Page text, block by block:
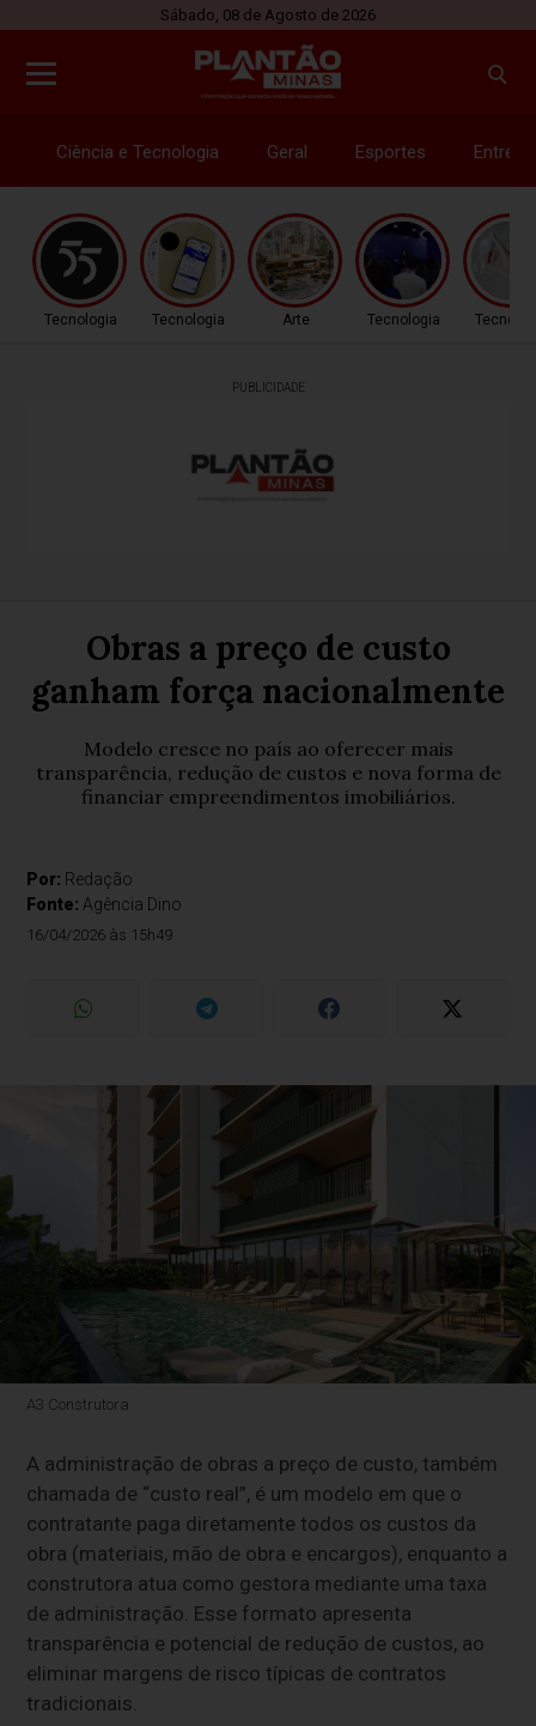
Sábado, 08 de Agosto de 2026
Ciência e Tecnologia Geral Esportes
Tecnologia Tecnologia Arte Tecnologia
PUBLICIDADE
Obras a preço de custo
ganham força nacionalmente
Modelo cresce no país ao oferecer mais
transparência, redução de custos e nova forma de
financiar empreendimentos imobiliários.
Por: Redação
Fonte: Agência Dino
16/04/2026 às 15h49
A3 Construtora
A administração de obras a preço de custo, também
chamada de “custo real”, é um modelo em que o
contratante paga diretamente todos os custos da
obra (materiais, mão de obra e encargos), enquanto a
construtora atua como gestora mediante uma taxa
de administração. Esse formato apresenta
transparência e potencial de redução de custos, ao
eliminar margens de risco típicas de contratos
tradicionais.